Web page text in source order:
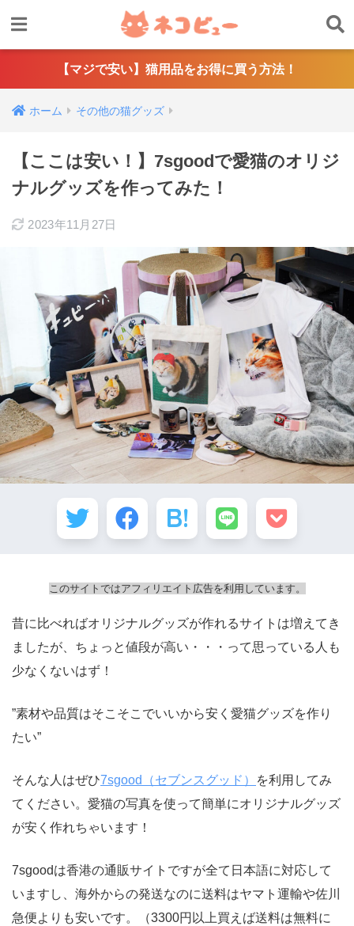
【マジで安い】猫用品をお得に買う方法！
ホーム その他の猫グッズ
【ここは安い！】7sgoodで愛猫のオリジ
ナルグッズを作ってみた！
2023年11月27日
このサイトではアフィリエイト広告を利用しています。
昔に比べればオリジナルグッズが作れるサイトは増えてき
ましたが、ちょっと値段が高い・・・って思っている人も
少なくないはず！
”素材や品質はそこそこでいいから安く愛猫グッズを作り
たい”
そんな人はぜひ7sgood（セブンスグッド）
を利用してみ
てください。愛猫の写真を使って簡単にオリジナルグッズ
が安く作れちゃいます！
7sgoodは香港の通販サイトですが全て日本語に対応して
いますし、海外からの発送なのに送料はヤマト運輸や佐川
急便よりも安いです。（3300円以上買えば送料は無料に